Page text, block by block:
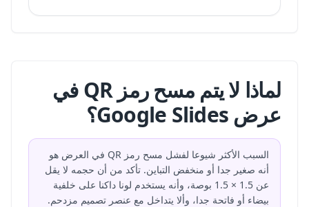
لماذا لا يتم مسح رمز QR في
عرض Google Slides؟
السبب الأكثر شيوعا لفشل مسح رمز QR في العرض هو
أنه صغير جدا أو منخفض التباين. تأكد من أن حجمه لا يقل
عن 1.5 × 1.5 بوصة، وأنه يستخدم لونا داكنا على خلفية
بيضاء أو فاتحة جدا، وألا يتداخل مع عنصر تصميم مزدحم.